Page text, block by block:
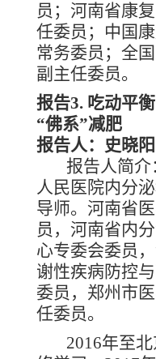
员；河南省康
任委员；中国
常务委员；全
副主任委员。
报告3. 吃动平
“佛系”减肥
报告人：史晓阳
报告人简
人民医院内分
导师。河南省
员，河南省内
心专委会委员
谢性疾病防控
委员，郑州市
任委员。
2016年至